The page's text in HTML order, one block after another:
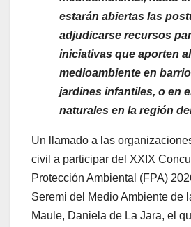
estarán abiertas las
adjudicarse recursos
iniciativas que aporten
medioambiente en
jardines infantiles, o en
naturales en la región
Un llamado a las
civil a participar del XXIX
Protección Ambiental (FPA)
Seremi del Medio Ambiente de
Maule, Daniela de La Jara, el